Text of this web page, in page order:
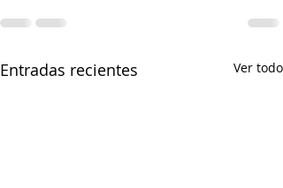
Entradas recientes Ver todo